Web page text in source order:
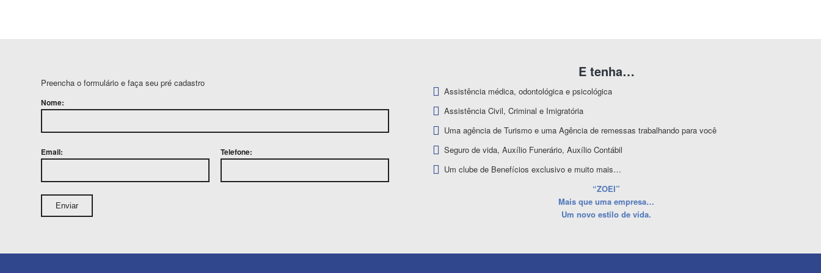
Preencha o formulário e faça seu pré cadastro
Nome:
Email: Telefone:
E tenha…
Assistência médica, odontológica e psicológica
Assistência Civil, Criminal e Imigratória
Uma agência de Turismo e uma Agência de remessas trabalhando para você
Seguro de vida, Auxílio Funerário, Auxílio Contábil
Um clube de Benefícios exclusivo e muito mais…
“ZOEI”
Mais que uma empresa…
Um novo estilo de vida.